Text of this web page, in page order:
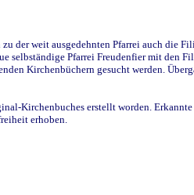
der weit ausgedehnten Pfarrei auch die
selbständige Pfarrei Freudenfier mit den
Kirchenbüchern gesucht werden.
Kirchenbuches erstellt worden.
erhoben.